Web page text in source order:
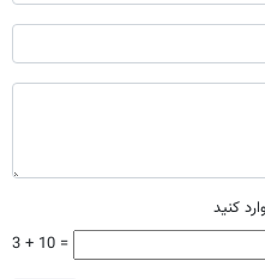
کنید
3 + 10 =